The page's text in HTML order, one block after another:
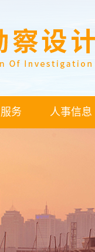
务 人事信息